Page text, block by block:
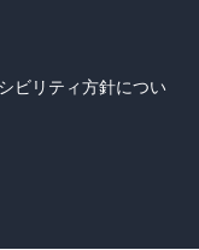
ビリティ方針につい